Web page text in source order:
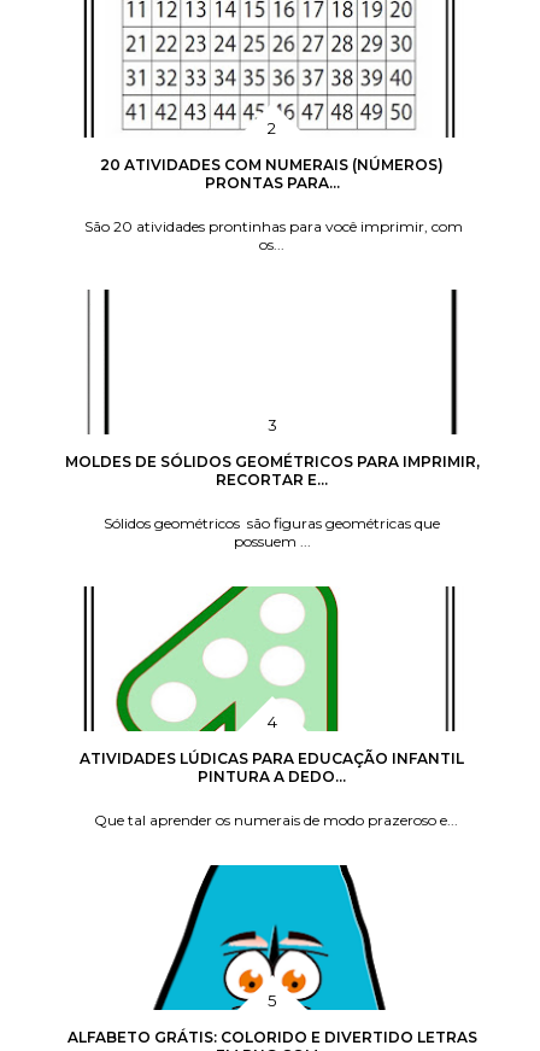
20 ATIVIDADES COM NUMERAIS (NÚMEROS)
PRONTAS PARA...
São 20 atividades prontinhas para você imprimir, com
os...
MOLDES DE SÓLIDOS GEOMÉTRICOS PARA IMPRIMIR,
RECORTAR E...
Sólidos geométricos são figuras geométricas que
possuem ...
ATIVIDADES LÚDICAS PARA EDUCAÇÃO INFANTIL
PINTURA A DEDO...
Que tal aprender os numerais de modo prazeroso e...
ALFABETO GRÁTIS: COLORIDO E DIVERTIDO LETRAS